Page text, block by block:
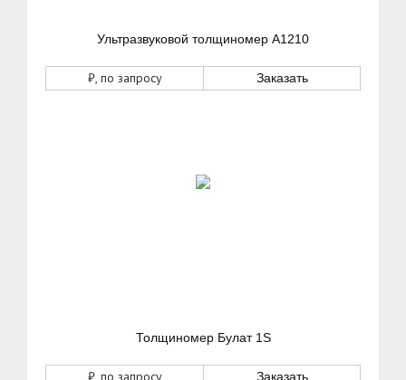
Ультразвуковой толщиномер А1210
₽, по запросу Заказать
Толщиномер Булат 1S
₽, по запросу Заказать